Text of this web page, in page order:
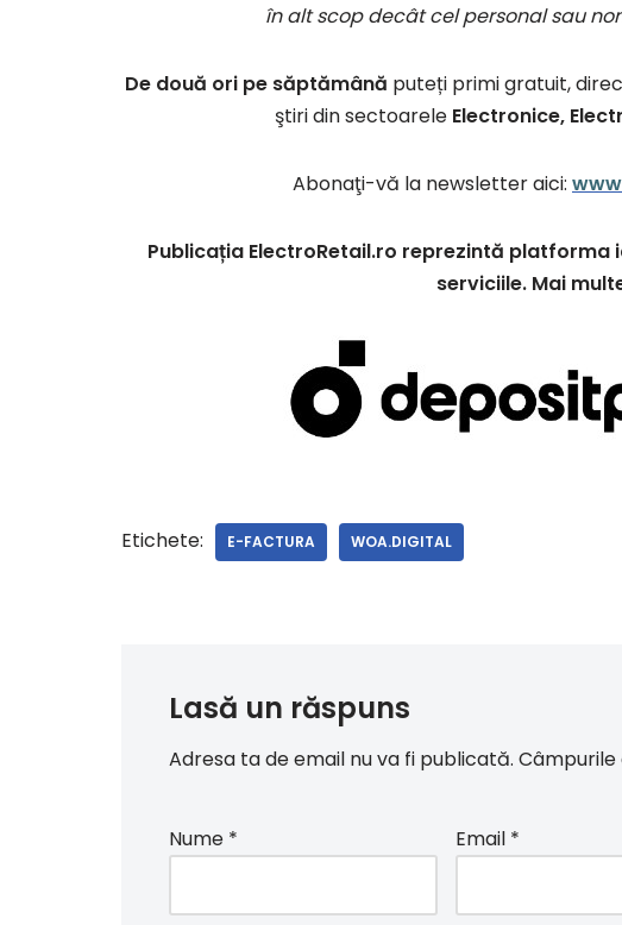
în alt scop decât cel personal sau
De două ori pe săptămână puteți primi gratuit,
ştiri din sectoarele Electronice,
Abonaţi-vă la newsletter aici:
Publicația ElectroRetail.ro reprezintă
serviciile. Mai
Etichete: E-FACTURA WOA.DIGITAL
Lasă un răspuns
Adresa ta de email nu va fi publicată.
Nume * Email *